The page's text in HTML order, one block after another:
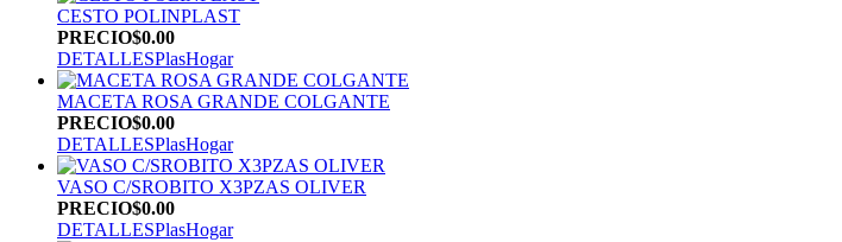
CESTO POLINPLAST
PRECIO$0.00
DETALLESPlasHogar
MACETA ROSA GRANDE COLGANTE
PRECIO$0.00
DETALLESPlasHogar
VASO C/SROBITO X3PZAS OLIVER
PRECIO$0.00
DETALLESPlasHogar